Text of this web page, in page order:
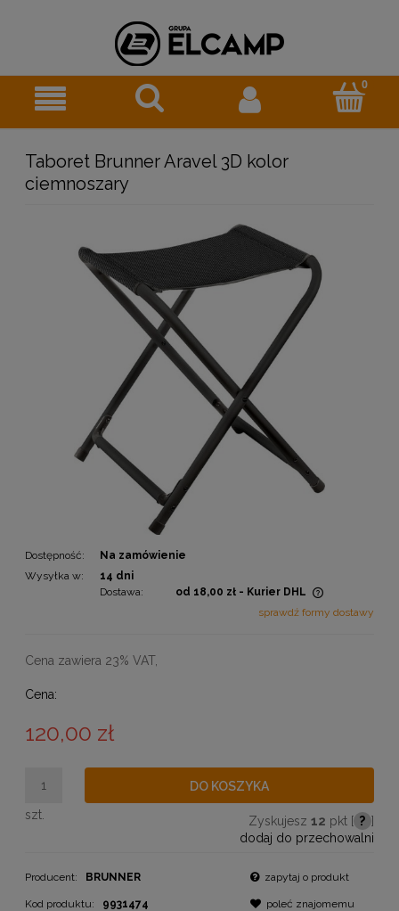
Taboret Brunner Aravel 3D kolor
ciemnoszary
Dostępność:
Na zamówienie
Wysyłka w:
14 dni
Dostawa:
od 18,00 zł - Kurier DHL
Cena nie zawiera ewentualnych kosztów płatności
sprawdź formy dostawy
Cena zawiera 23% VAT,
Cena:
120,00 zł
szt.
DO KOSZYKA
Zyskujesz 12 pkt [ ? ]
dodaj do przechowalni
Producent: BRUNNER
Kod produktu: 9931474
zapytaj o produkt
poleć znajomemu